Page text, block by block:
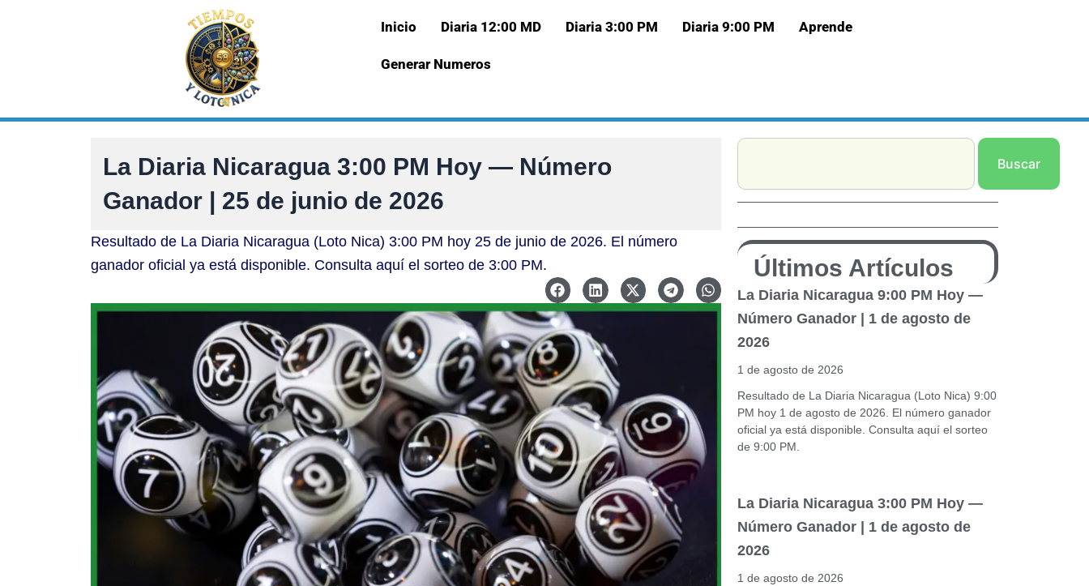
Inicio Diaria 12:00 MD Diaria 3:00 PM Diaria 9:00 PM Aprende
Generar Numeros
La Diaria Nicaragua 3:00 PM Hoy — Número
Ganador | 25 de junio de 2026
Resultado de La Diaria Nicaragua (Loto Nica) 3:00 PM hoy 25 de junio de 2026. El número
ganador oficial ya está disponible. Consulta aquí el sorteo de 3:00 PM.
Search
Buscar
Últimos Artículos
La Diaria Nicaragua 9:00 PM Hoy —
Número Ganador | 1 de agosto de
2026
1 de agosto de 2026
Resultado de La Diaria Nicaragua (Loto Nica) 9:00
PM hoy 1 de agosto de 2026. El número ganador
oficial ya está disponible. Consulta aquí el sorteo
de 9:00 PM.
La Diaria Nicaragua 3:00 PM Hoy —
Número Ganador | 1 de agosto de
2026
1 de agosto de 2026